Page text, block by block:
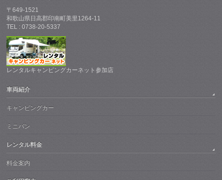
〒649-1521
和歌山県日高郡印南町美里1264-11
TEL : 0738-20-5337
レンタルキャンピングカーネット参加店
車両紹介
キャンピングカー
ミニバン
レンタル料金
料金案内